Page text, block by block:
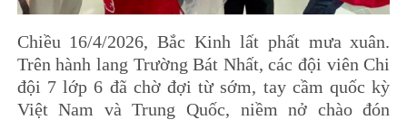
Chiều 16/4/2026, Bắc Kinh lất phất mưa xuân.
Trên hành lang Trường Bát Nhất, các đội viên Chi
đội 7 lớp 6 đã chờ đợi từ sớm, tay cầm quốc kỳ
Việt Nam và Trung Quốc, niềm nở chào đón